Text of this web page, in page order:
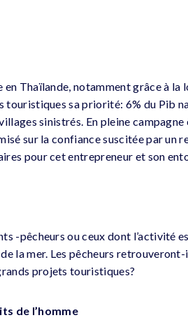
en Thaïlande, notamment grâce à
touristiques sa priorité: 6% du Pib
sinistrés. En pleine
sur la confiance suscitée par un
pour cet entrepreneur et son
-pêcheurs ou ceux dont l’activité
la mer. Les pêcheurs
projets touristiques?
de l’homme